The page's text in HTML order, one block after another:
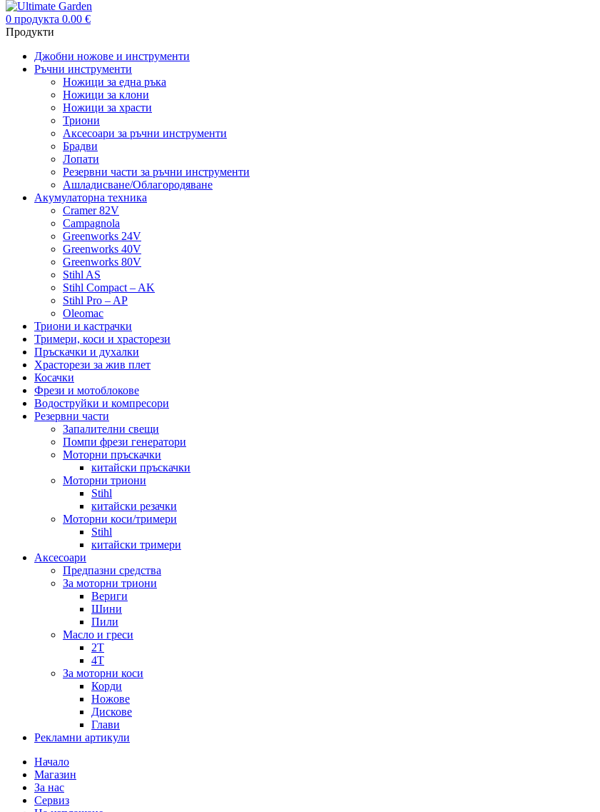
0 продукта 0.00 €
Продукти
Джобни ножове и инструменти
Ръчни инструменти
Ножици за една ръка
Ножици за клони
Ножици за храсти
Триони
Аксесоари за ръчни инструменти
Брадви
Лопати
Резервни части за ръчни инструменти
Ашладисване/Облагородяване
Акумулаторна техника
Cramer 82V
Campagnola
Greenworks 24V
Greenworks 40V
Greenworks 80V
Stihl AS
Stihl Compact – AK
Stihl Pro – AP
Oleomac
Триони и кастрачки
Тримери, коси и храсторези
Пръскачки и духалки
Храсторези за жив плет
Косачки
Фрези и мотоблокове
Водоструйки и компресори
Резервни части
Запалителни свещи
Помпи фрези генератори
Моторни пръскачки
китайски пръскачки
Моторни триони
Stihl
китайски резачки
Моторни коси/тримери
Stihl
китайски тримери
Аксесоари
Предпазни средства
За моторни триони
Вериги
Шини
Пили
Масло и греси
2Т
4Т
За моторни коси
Корди
Ножове
Дискове
Глави
Рекламни артикули
Начало
Магазин
За нас
Сервиз